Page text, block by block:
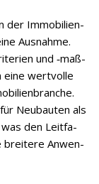
der Immo­bi­li­en­
Aus­nahme.
und ‑maß­
eine wert­volle
Neu­bau­ten als
was den Leit­fa­
brei­tere Anwen­